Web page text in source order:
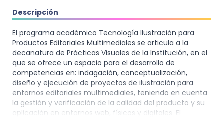
Descripción
El programa académico Tecnología Ilustración para
Productos Editoriales Multimediales se articula a la
decanatura de Prácticas Visuales de la Institución, en el
que se ofrece un espacio para el desarrollo de
competencias en: indagación, conceptualización,
diseño y ejecución de proyectos de ilustración para
entornos editoriales multimediales, teniendo en cuenta
la gestión y verificación de la calidad del producto y su
aplicación en entornos web, físicos y digitales. El